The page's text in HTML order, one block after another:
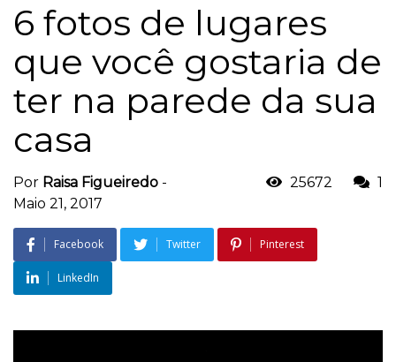
6 fotos de lugares
que você gostaria de
ter na parede da sua
casa
Por Raisa Figueiredo -
Maio 21, 2017
25672 1
Facebook Twitter Pinterest
LinkedIn